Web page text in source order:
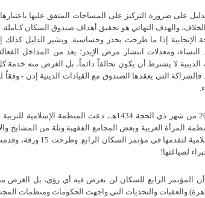
على ضرورة التركيز على المساحات المتفق عليها
والهدف النهائي هو تحقيق أهداف صندوق السكان كـاملة.
الإنجابية إذا ما طرحت بحذر وحساسية. ويشير الدليل كذلك
ومعدلات انتشار مرض الإيدز؛ يعد من المداخل
لا يشترط أن يكون تحالفاً دائماً، بل الغرض منه
فالشراكة التي يعقدها الصندوق مع القيادات الدينية إذن -وفقاً
.
من شهر ذي الحجة 1434 هـ، دعت المنظمة الإسلامية للتربية
المرأة العربية وبعض المجامع الفقهية وثلة من المشايخ
لتقدمها في مؤتمر السكان الرابع .وطرحت
ورقة،
لصياغتها!
المؤتمر الرابع للسكان لن تعرض فيه أي رؤى، بل الغرض
) والعقبات والتحديات التي واجهت الحكومات ومنظمات